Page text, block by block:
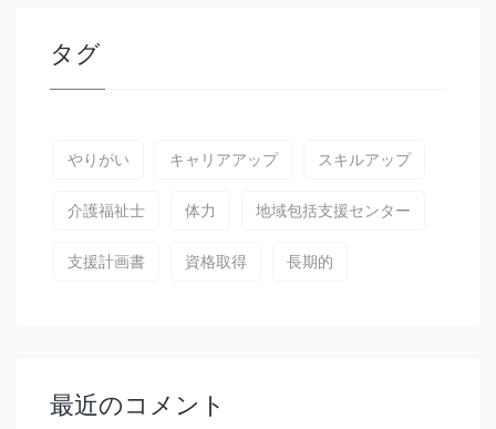
タグ
やりがい キャリアアップ スキルアップ
介護福祉士 体力 地域包括支援センター
支援計画書 資格取得 長期的
最近のコメント